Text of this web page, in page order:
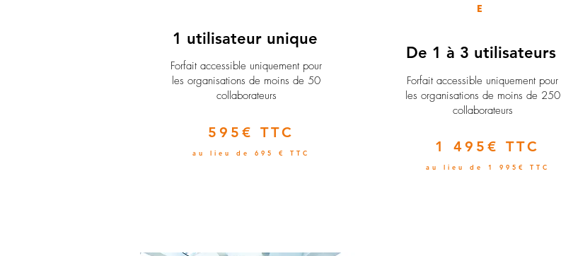
1 utilisateur unique
​Forfait accessible uniquement pour
les organisations de moins de 50
collaborateurs
595€ TTC
au lieu de 695 € TTC
E
De 1 à 3 utilisateurs
Forfait accessible uniquement pour
les organisations de moins de 250
collaborateurs
1 495€ TTC
au lieu de 1 995€ TTC